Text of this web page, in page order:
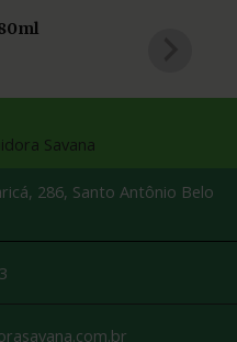
286, Santo Antônio Belo